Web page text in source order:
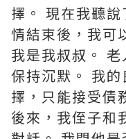
擇。 現在我聽
情結束後，我可
我是我叔叔。
保持沉默。 我
擇，只能接受債
後來，我侄子和